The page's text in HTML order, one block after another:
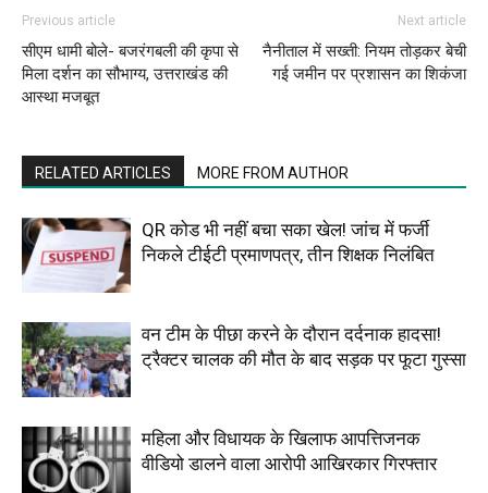
Previous article
सीएम धामी बोले- बजरंगबली की कृपा से
मिला दर्शन का सौभाग्य, उत्तराखंड की
आस्था मजबूत
Next article
नैनीताल में सख्ती: नियम तोड़कर बेची
गई जमीन पर प्रशासन का शिकंजा
RELATED ARTICLES MORE FROM AUTHOR
QR कोड भी नहीं बचा सका खेल! जांच में फर्जी
निकले टीईटी प्रमाणपत्र, तीन शिक्षक निलंबित
वन टीम के पीछा करने के दौरान दर्दनाक हादसा!
ट्रैक्टर चालक की मौत के बाद सड़क पर फूटा गुस्सा
महिला और विधायक के खिलाफ आपत्तिजनक
वीडियो डालने वाला आरोपी आखिरकार गिरफ्तार